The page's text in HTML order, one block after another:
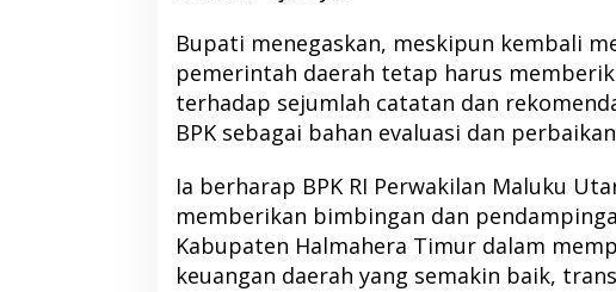
Bupati menegaskan, meskipun kembali
pemerintah daerah tetap harus
terhadap sejumlah catatan dan
BPK sebagai bahan evaluasi dan
Ia berharap BPK RI Perwakilan Maluku
memberikan bimbingan dan
Kabupaten Halmahera Timur dalam
keuangan daerah yang semakin baik,